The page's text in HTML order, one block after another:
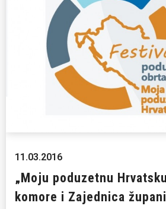
11.03.2016
„Moju poduzetnu
komore i Zajednica